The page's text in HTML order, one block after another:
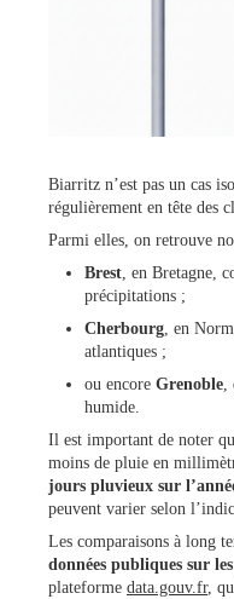
Biarritz n’est pas un cas
régulièrement en tête des
Parmi elles, on retrouve
Brest , en Bretagne,
précipitations ;
Cherbourg , en
atlantiques ;
ou encore Grenoble
humide.
Il est important de noter
moins de pluie en
jours pluvieux sur
peuvent varier selon
Les comparaisons à long
données publiques sur
plateforme data.gouv.fr,